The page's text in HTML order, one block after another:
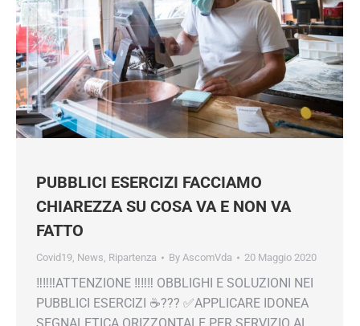
PUBBLICI ESERCIZI FACCIAMO
CHIAREZZA SU COSA VA E NON VA
FATTO
Covid19, News, Ripartenza By AscomVda 20 Maggio 2020
‼️‼️‼️ATTENZIONE ‼️‼️‼️ OBBLIGHI E SOLUZIONI NEI
PUBBLICI ESERCIZI ☕️??? ✅APPLICARE IDONEA